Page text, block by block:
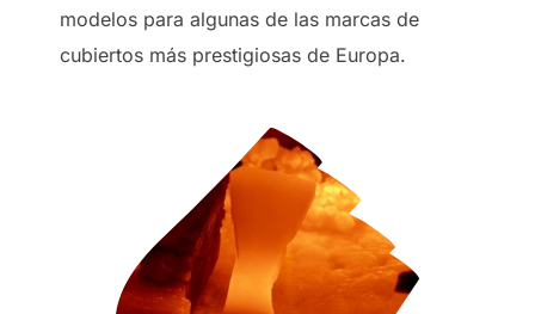
modelos para algunas de las marcas de
cubiertos más prestigiosas de Europa.